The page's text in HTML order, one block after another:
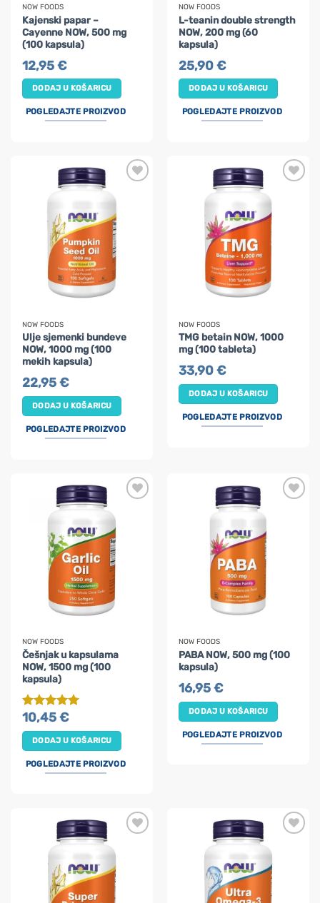
NOW FOODS
Kajenski papar –
Cayenne NOW, 500 mg
(100 kapsula)
12,95€
DODAJ U KOŠARICU
POGLEDAJTE PROIZVOD
NOW FOODS
L-teanin double strength
NOW, 200 mg (60
kapsula)
25,90€
DODAJ U KOŠARICU
POGLEDAJTE PROIZVOD
NOW FOODS
Ulje sjemenki bundeve
NOW, 1000 mg (100
mekih kapsula)
22,95€
DODAJ U KOŠARICU
POGLEDAJTE PROIZVOD
NOW FOODS
TMG betain NOW, 1000
mg (100 tableta)
33,90€
DODAJ U KOŠARICU
POGLEDAJTE PROIZVOD
NOW FOODS
Češnjak u kapsulama
NOW, 1500 mg (100
kapsula)
Ocijenjeno
10,45€
DODAJ U KOŠARICU
POGLEDAJTE PROIZVOD
NOW FOODS
PABA NOW, 500 mg (100
kapsula)
16,95€
DODAJ U KOŠARICU
POGLEDAJTE PROIZVOD